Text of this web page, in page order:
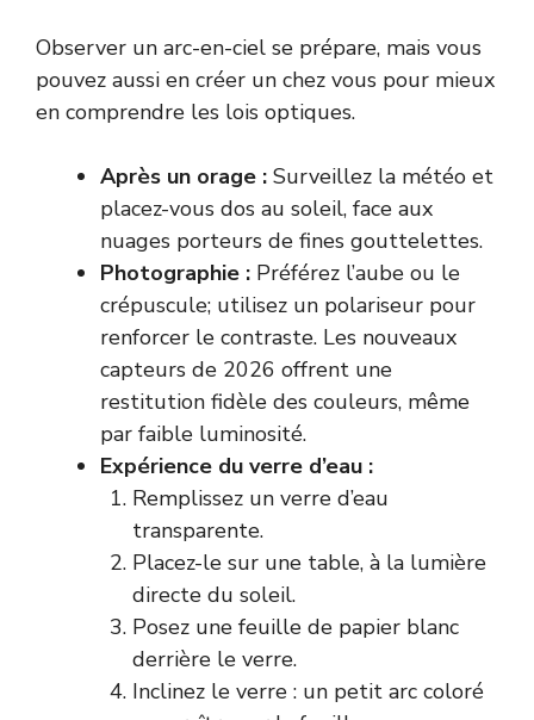
Observer un arc-en-ciel se prépare, mais vous
pouvez aussi en créer un chez vous pour mieux
en comprendre les lois optiques.
Après un orage : Surveillez la météo et
placez-vous dos au soleil, face aux
nuages porteurs de fines gouttelettes.
Photographie : Préférez l’aube ou le
crépuscule; utilisez un polariseur pour
renforcer le contraste. Les nouveaux
capteurs de 2026 offrent une
restitution fidèle des couleurs, même
par faible luminosité.
Expérience du verre d’eau :
Remplissez un verre d’eau
transparente.
Placez-le sur une table, à la lumière
directe du soleil.
Posez une feuille de papier blanc
derrière le verre.
Inclinez le verre : un petit arc coloré